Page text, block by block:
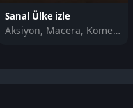
Sanal Ülke izle
Aksiyon, Macera, Komedi